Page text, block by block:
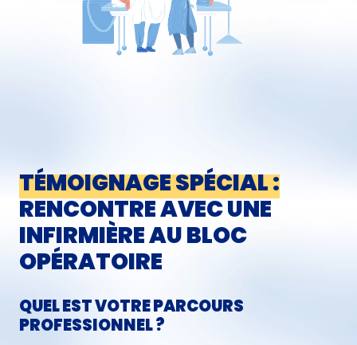
TÉMOIGNAGE SPÉCIAL :
RENCONTRE AVEC UNE
INFIRMIÈRE AU BLOC
OPÉRATOIRE
QUEL EST VOTRE PARCOURS
PROFESSIONNEL ?